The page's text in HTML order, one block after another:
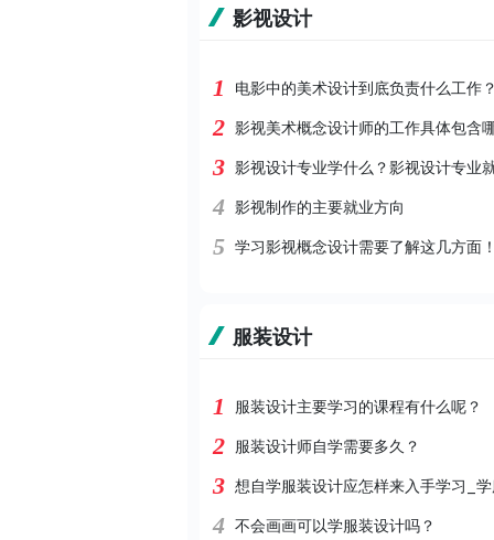
影视设计
1 电影中的美术设计到底负责什么工作
2 影视美术概念设计师的工作具体包含
3 影视设计专业学什么？影视设计专业
4 影视制作的主要就业方向
5 学习影视概念设计需要了解这几方面
服装设计
1 服装设计主要学习的课程有什么呢？
2 服装设计师自学需要多久？
3 想自学服装设计应怎样来入手学习_
4 不会画画可以学服装设计吗？